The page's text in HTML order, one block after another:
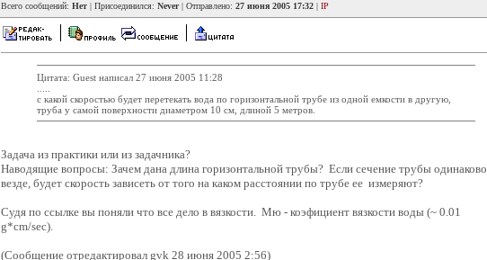
Всего сообщений: Нет | Присоединился: Never| Отправлено: 27 июня 2005 17:32 | IP
Цитата: Guest написал 27 июня 2005 11:28
с какой скоростью будет перетекать вода по горизонтальной трубе из одной емкости в другую,
труба у самой поверхности диаметром 10 см, длиной 5 метров.
Задача из практики или из задачника?
Наводящие вопросы: Зачем дана длина горизонтальной трубы? Если сечение трубы одинаково
везде, будет скорость зависеть от того на каком расстоянии по трубе ее измеряют?
Судя по ссылке вы поняли что все дело в вязкости. Мю - коэфициент вязкости воды (~ 0.01
g*cm/sec).
(Сообщение отредактировал gvk 28 июня 2005 2:56)